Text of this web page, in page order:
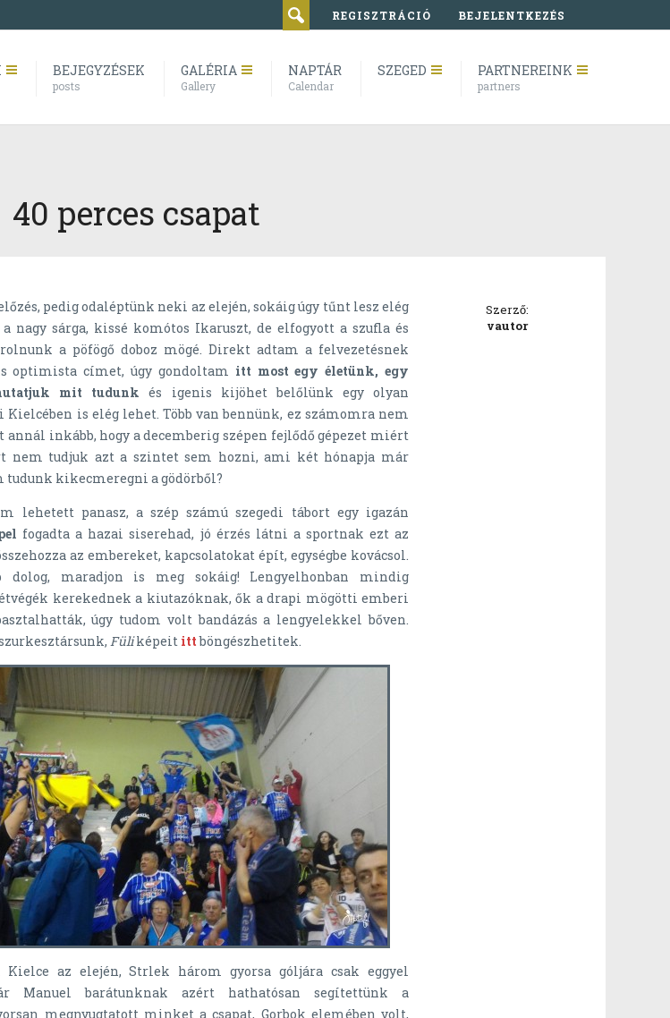
REGISZTRÁCIÓ BEJELENTKEZÉS
BEJEGYZÉSEK
posts
GALÉRIA
Gallery
NAPTÁR
Calendar
SZEGED PARTNEREINK
partners
40 perces csapat
pedig odaléptünk neki az elején, sokáig úgy tűnt lesz elég
nagy sárga, kissé komótos Ikaruszt, de elfogyott a szufla és
a pöfögő doboz mögé. Direkt adtam a felvezetésnek
optimista címet, úgy gondoltam itt most egy életünk, egy
mit tudunk és igenis kijöhet belőlünk egy olyan
is elég lehet. Több van bennünk, ez számomra nem
annál inkább, hogy a decemberig szépen fejlődő gépezet miért
nem tudjuk azt a szintet sem hozni, ami két hónapja már
kikecmeregni a gödörből?
lehetett panasz, a szép számú szegedi tábort egy igazán
fogadta a hazai siserehad, jó érzés látni a sportnak ezt az
az embereket, kapcsolatokat épít, egységbe kovácsol.
dolog, maradjon is meg sokáig! Lengyelhonban mindig
kerekednek a kiutazóknak, ők a drapi mögötti emberi
úgy tudom volt bandázás a lengyelekkel bőven.
Füliképeit ittböngészhetitek.
az elején, Strlek három gyorsa góljára csak eggyel
Manuel barátunknak azért hathatósan segítettünk a
megnyugtatott minket a csapat, Gorbok elemében volt,
Szerző:
vautor